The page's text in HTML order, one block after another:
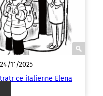
24/11/2025
italienne Elena